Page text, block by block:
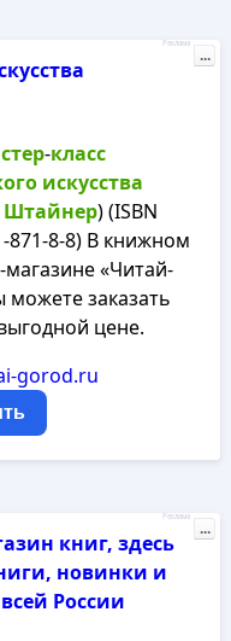
-класс
искусства
Штайнер) (ISBN
871-8-8) В книжном
магазине «Читай-
можете заказать
цене.
gorod.ru
Реклама
...
книг, здесь
новинки и
России
Реклама
...